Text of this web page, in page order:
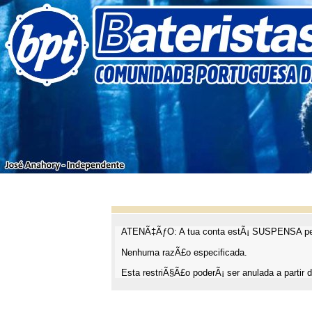
ATENÃ‡ÃƒO: A tua conta estÃ¡ SUSPENSA
Nenhuma razÃ£o especificada.
Esta restriÃ§Ã£o poderÃ¡ ser anulada a partir